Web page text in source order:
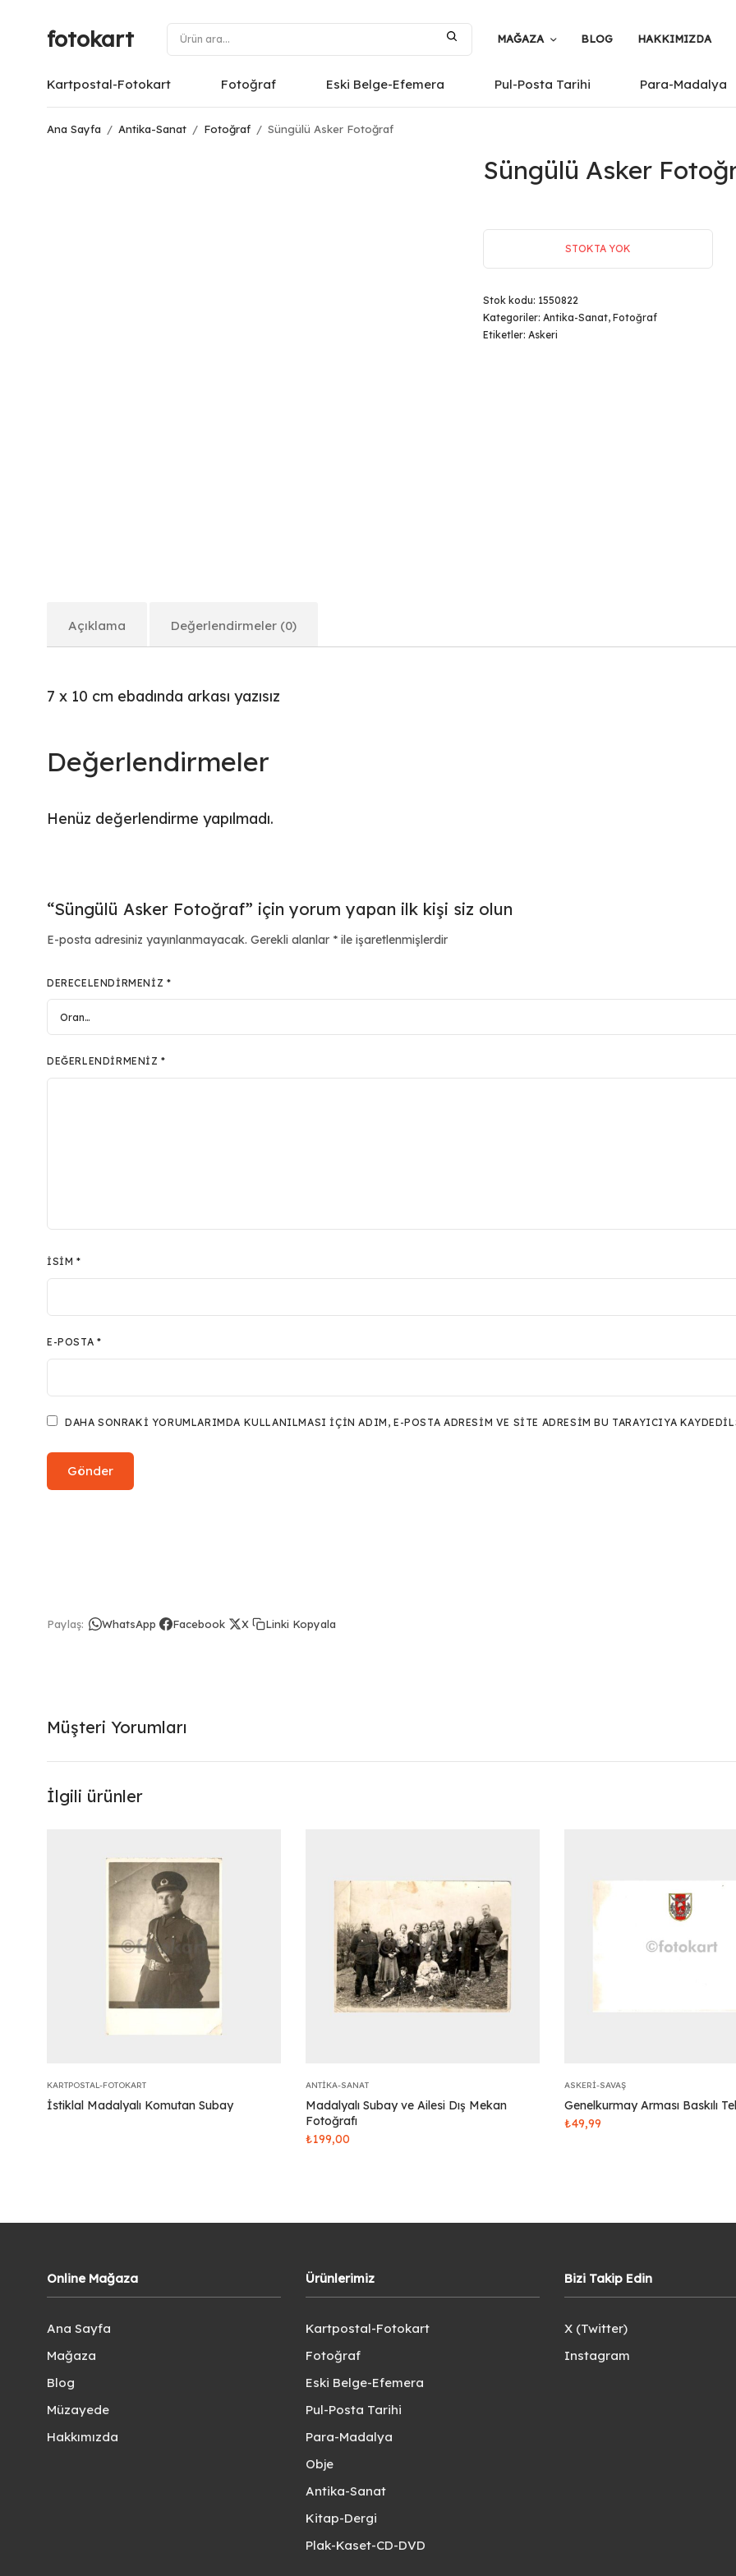
fotokart MAĞAZA BLOG HAKKIMIZDA
Kartpostal-Fotokart Fotoğraf Eski Belge-Efemera Pul-Posta Tarihi Para-Madalya
Ana Sayfa / Antika-Sanat / Fotoğraf / Süngülü Asker Fotoğraf
Süngülü Asker
STOKTA YOK
Stok kodu: 1550822
Kategoriler: Antika-Sanat, Fotoğraf
Etiketler: Askeri
Açıklama Değerlendirmeler (0)
7 x 10 cm ebadında arkası yazısız
Değerlendirmeler
Henüz değerlendirme yapılmadı.
“Süngülü Asker Fotoğraf” için yorum yapan ilk kişi siz olun
E-posta adresiniz yayınlanmayacak. Gerekli alanlar * ile işaretlenmişlerdir
DERECELENDIRMENIZ *
DEĞERLENDIRMENIZ*
İSIM*
E-POSTA *
DAHA SONRAKI YORUMLARIMDA KULLANILMASI IÇIN ADIM, E-POSTA ADRESIM VE SITE ADRESIM BU TARAYICIYA
Paylaş: WhatsApp Facebook X Linki Kopyala
Müşteri Yorumları
İlgili ürünler
KARTPOSTAL-FOTOKART
İstiklal Madalyalı Komutan Subay
ANTIKA-SANAT
Madalyalı Subay ve Ailesi Dış Mekan
Fotoğrafı
₺199,00
ASKERI-SAVAŞ
Genelkurmay Arması Baskılı
₺49,99
Online Mağaza
Ana Sayfa
Mağaza
Blog
Müzayede
Hakkımızda
Ürünlerimiz
Kartpostal-Fotokart
Fotoğraf
Eski Belge-Efemera
Pul-Posta Tarihi
Para-Madalya
Obje
Antika-Sanat
Kitap-Dergi
Plak-Kaset-CD-DVD
Bizi Takip Edin
X (Twitter)
Instagram